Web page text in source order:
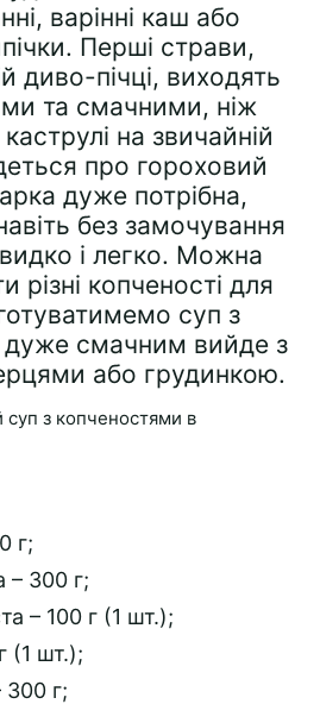
варінні каш або
Перші страви,
диво-пічці, виходять
та смачними, ніж
на звичайній
про гороховий
дуже потрібна,
без замочування
і легко. Можна
різні копченості для
суп з
дуже смачним вийде з
або грудинкою.
г;
– 300 г;
– 100 г (1 шт.);
(1 шт.);
300 г;